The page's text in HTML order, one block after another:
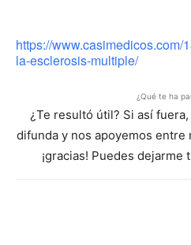
https://
la-esclerosis-multiple/
¿Qué te ha
¿Te resultó útil? Si así
difunda y nos apoyemos
¡gracias! Puedes dejarme